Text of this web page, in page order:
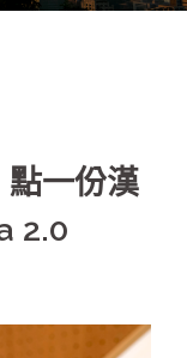
點一份漢
2.0